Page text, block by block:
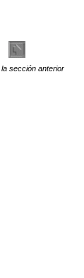
sección anterior